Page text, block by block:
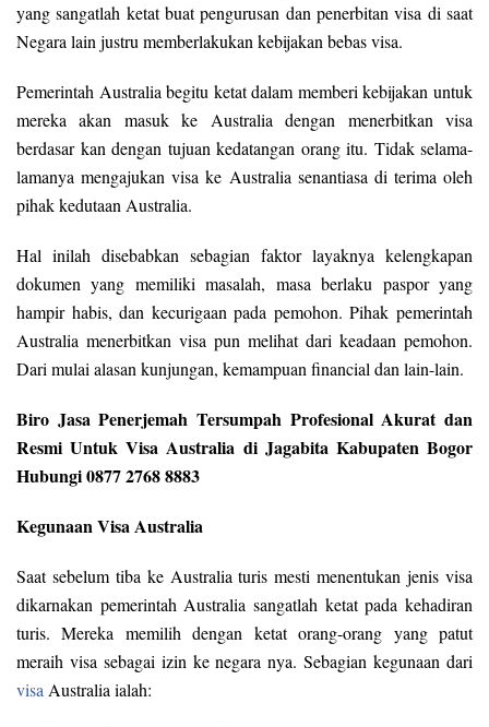
yang sangatlah ketat buat pengurusan dan penerbitan visa di saat
Negara lain justru memberlakukan kebijakan bebas visa.
Pemerintah Australia begitu ketat dalam memberi kebijakan untuk
mereka akan masuk ke Australia dengan menerbitkan visa
berdasar kan dengan tujuan kedatangan orang itu. Tidak selama-
lamanya mengajukan visa ke Australia senantiasa di terima oleh
pihak kedutaan Australia.
Hal inilah disebabkan sebagian faktor layaknya kelengkapan
dokumen yang memiliki masalah, masa berlaku paspor yang
hampir habis, dan kecurigaan pada pemohon. Pihak pemerintah
Australia menerbitkan visa pun melihat dari keadaan pemohon.
Dari mulai alasan kunjungan, kemampuan financial dan lain-lain.
Biro Jasa Penerjemah Tersumpah Profesional Akurat dan
Resmi Untuk Visa Australia di Jagabita Kabupaten Bogor
Hubungi 0877 2768 8883
Kegunaan Visa Australia
Saat sebelum tiba ke Australia turis mesti menentukan jenis visa
dikarnakan pemerintah Australia sangatlah ketat pada kehadiran
turis. Mereka memilih dengan ketat orang-orang yang patut
meraih visa sebagai izin ke negara nya. Sebagian kegunaan dari
visaAustralia ialah: